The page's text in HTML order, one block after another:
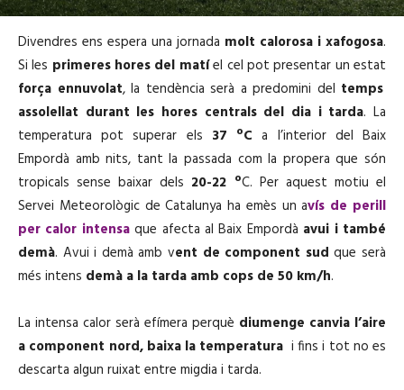
Divendres ens espera una jornada molt calorosa i xafogosa.
Si les primeres hores del matíel cel pot presentar un estat
força ennuvolat, la tendència serà a predomini del temps
assolellat durant les hores centrals del dia i tarda. La
temperatura pot superar els 37 ºC a l’interior del Baix
Empordà amb nits, tant la passada com la propera que són
tropicals sense baixar dels 20-22 ºC. Per aquest motiu el
Servei Meteorològic de Catalunya ha emès un avís de perill
per calor intensaque afecta al Baix Empordà avui i també
demà. Avui i demà amb vent de component sud que serà
més intens demà a la tarda amb cops de 50 km/h.
La intensa calor serà efímera perquè diumenge canvia l’aire
a component nord, baixa la temperatura i fins i tot no es
descarta algun ruixat entre migdia i tarda.